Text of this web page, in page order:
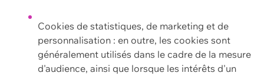
Cookies de statistiques, de marketing et de
personnalisation : en outre, les cookies sont
généralement utilisés dans le cadre de la mesure
d'audience, ainsi que lorsque les intérêts d'un